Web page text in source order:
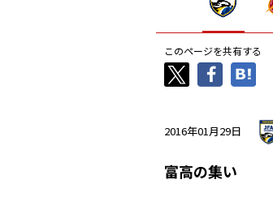
このページを共有する
2016年01月29日
富高の集い